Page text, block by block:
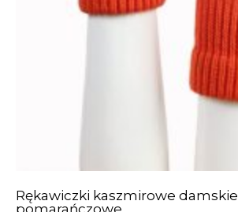
Rękawiczki kaszmirowe damskie
pomarańczowe